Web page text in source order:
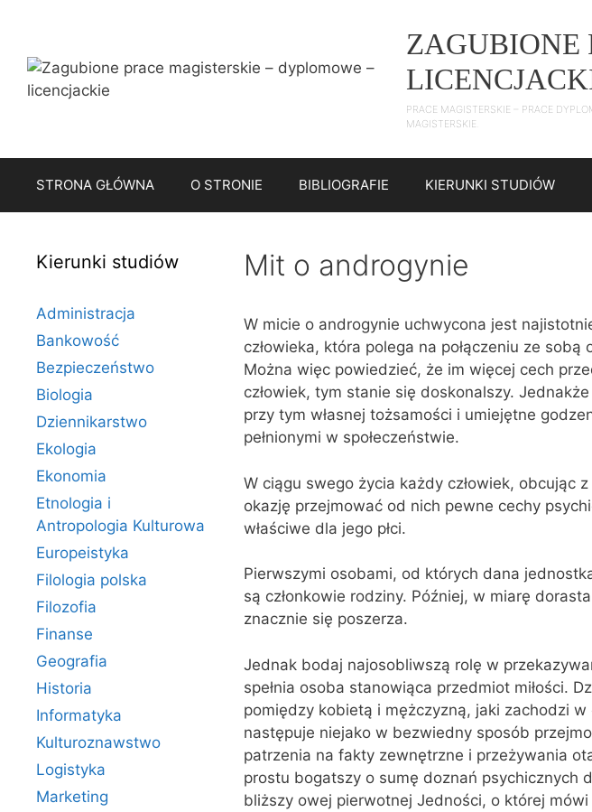
treści
ZAGUBIONE
PRACE MAGISTERSKIE – PRACE
MAGISTERSKIE.
STRONA GŁÓWNA O STRONIE BIBLIOGRAFIE KIERUNKI STUDIÓW
Mit o androgynie
W micie o androgynie uchwycona jest
człowieka, która polega na połączeniu ze
Można więc powiedzieć, że im więcej cech
człowiek, tym stanie się doskonalszy.
przy tym własnej tożsamości i umiejętne
pełnionymi w społeczeństwie.
W ciągu swego życia każdy człowiek, obcując
okazję przejmować od nich pewne cechy
właściwe dla jego płci.
Pierwszymi osobami, od których dana
są członkowie rodziny. Później, w miarę
znacznie się poszerza.
Jednak bodaj najosobliwszą rolę w
spełnia osoba stanowiąca przedmiot miłości.
pomiędzy kobietą i mężczyzną, jaki zachodzi w
następuje niejako w bezwiedny sposób
patrzenia na fakty zewnętrzne i przeżywania
prostu bogatszy o sumę doznań psychicznych
bliższy owej pierwotnej Jedności, o której
Kierunki studiów
Administracja
Bankowość
Bezpieczeństwo
Biologia
Dziennikarstwo
Ekologia
Ekonomia
Etnologia i
Antropologia Kulturowa
Europeistyka
Filologia polska
Filozofia
Finanse
Geografia
Historia
Informatyka
Kulturoznawstwo
Logistyka
Marketing